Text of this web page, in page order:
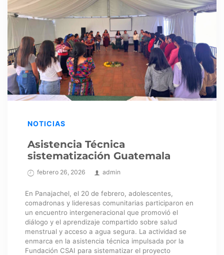
NOTICIAS
Asistencia Técnica
sistematización Guatemala
febrero 26, 2026 admin
En Panajachel, el 20 de febrero, adolescentes,
comadronas y lideresas comunitarias participaron en
un encuentro intergeneracional que promovió el
diálogo y el aprendizaje compartido sobre salud
menstrual y acceso a agua segura. La actividad se
enmarca en la asistencia técnica impulsada por la
Fundación CSAI para sistematizar el proyecto